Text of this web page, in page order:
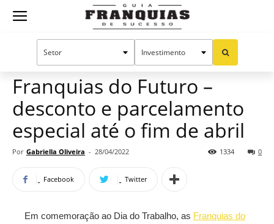
Guia
Mercado de franquias
Franquias do Futuro –
desconto e parcelamento
especial até o fim de abril
Por Gabriella Oliveira - 28/04/2022 0
1334
Facebook Twitter
Em comemoração ao Dia do Trabalho, as Franquias do